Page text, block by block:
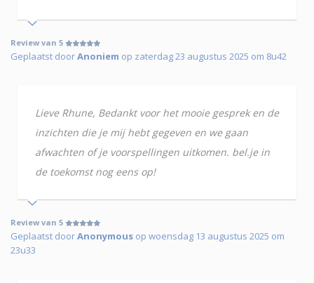
Review van 5
Geplaatst doorAnoniem op zaterdag 23 augustus 2025 om 8u42
Lieve Rhune, Bedankt voor het mooie gesprek en de
inzichten die je mij hebt gegeven en we gaan
afwachten of je voorspellingen uitkomen. bel.je in
de toekomst nog eens op!
Review van 5
Geplaatst doorAnonymous op woensdag 13 augustus 2025 om
23u33